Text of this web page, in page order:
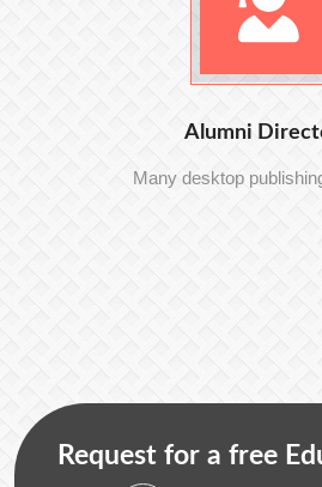
Alumni
Many desktop
Request for a free